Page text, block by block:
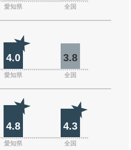
愛知県 全国
4.0 3.8
愛知県 全国
4.8 4.3
愛知県 全国